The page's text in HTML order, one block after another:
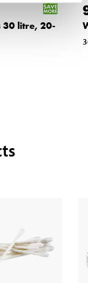
30 litre, 20-